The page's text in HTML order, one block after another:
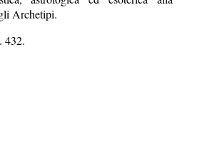
Archetipi.
432.